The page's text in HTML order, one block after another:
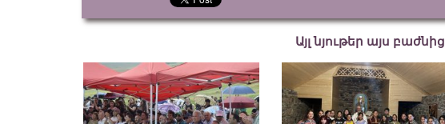
Այլ նյութեր այս բաժնից